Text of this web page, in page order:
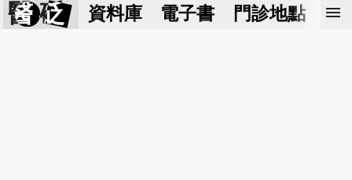
醫 砭 資料庫 電子書 門診地點 預
menu